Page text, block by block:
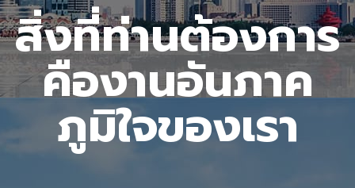
สิ่งที่ท่านต้องการ
คืองานอันภาค
ภูมิใจของเรา